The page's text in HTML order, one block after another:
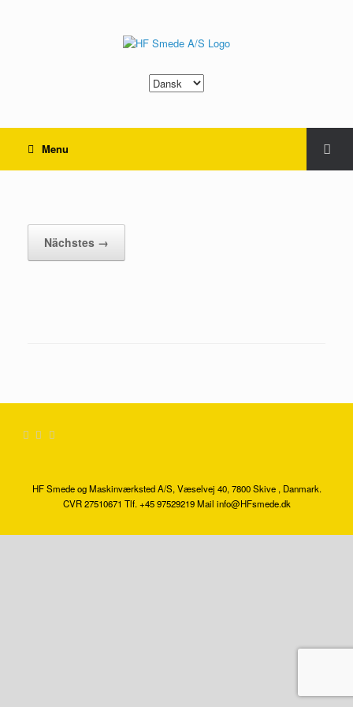
Sprache
auswählen
Menu
Nächstes →
HF Smede og Maskinværksted A/S, Væselvej 40, 7800 Skive , Danmark.
CVR 27510671 Tlf. +45 97529219 Mail info@HFsmede.dk